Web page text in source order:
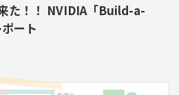
た！！ NVIDIA「Build-a-
ート